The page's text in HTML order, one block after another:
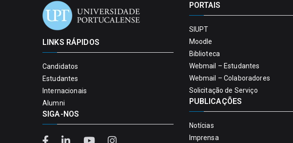
LINKS RÁPIDOS
Candidatos
Estudantes
Internacionais
Alumni
SIGA-NOS
PORTAIS
SIUPT
Moodle
Biblioteca
Webmail – Estudantes
Webmail – Colaboradores
Solicitação de Serviço
PUBLICAÇÕES
Notícias
Imprensa